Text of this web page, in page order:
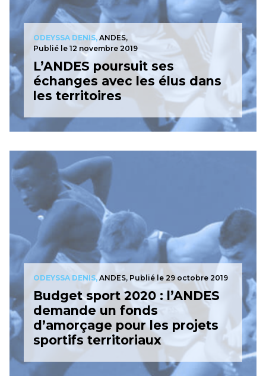
ODEYSSA DENIS, ANDES,
Publié le 12 novembre 2019
L’ANDES poursuit ses
échanges avec les élus dans
les territoires
ODEYSSA DENIS, ANDES, Publié le 29 octobre 2019
Budget sport 2020 : l’ANDES
demande un fonds
d’amorçage pour les projets
sportifs territoriaux